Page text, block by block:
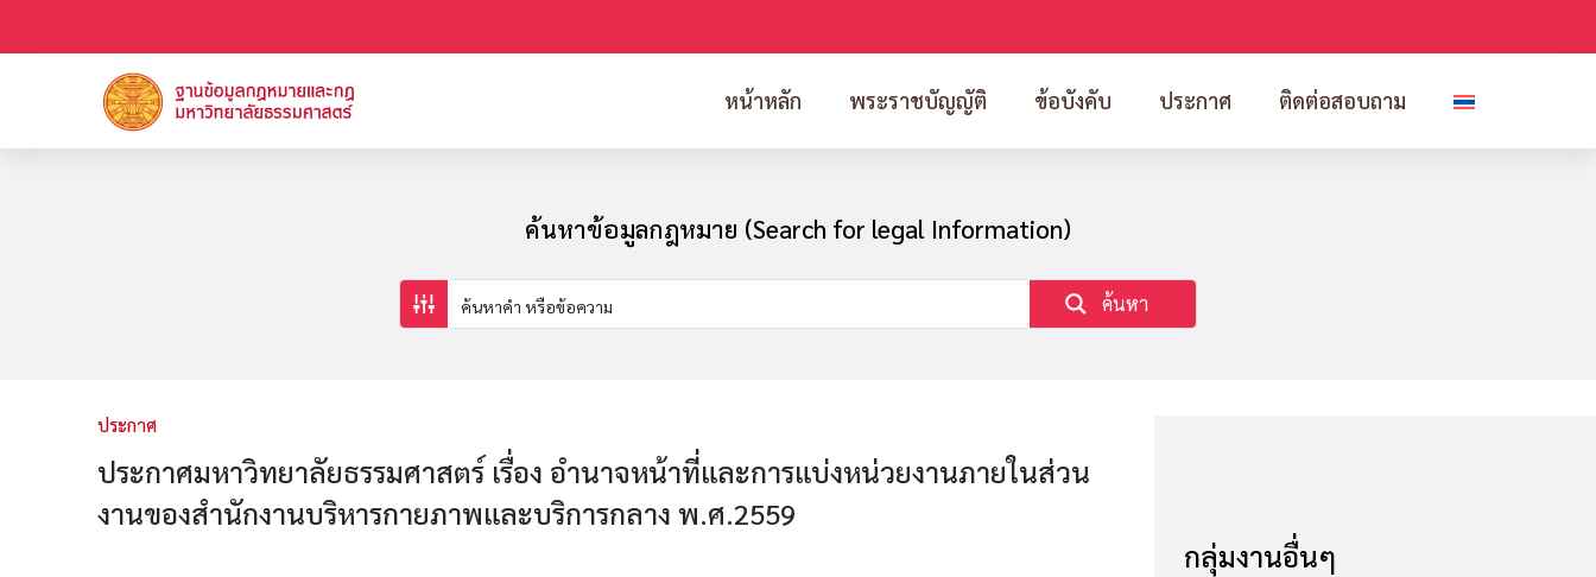
หน้าหลัก พระราชบัญญัติ ข้อบังคับ ประกาศ ติดต่อสอบถาม
ค้นหาข้อมูลกฎหมาย (Search for legal Information)
ค้นหา
ประกาศ
ประกาศมหาวิทยาลัยธรรมศาสตร์ เรื่อง อำนาจหน้าที่และการแบ่งหน่วยงานภายในส่วน
งานของสำนักงานบริหารกายภาพและบริการกลาง พ.ศ.2559
กลุ่มงานอื่นๆ